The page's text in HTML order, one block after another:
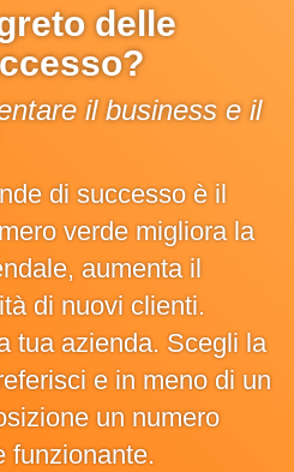
delle
il business e il
di successo è il
verde migliora la
aumenta il
di nuovi clienti.
tua azienda. Scegli la
e in meno di un
un numero
funzionante.